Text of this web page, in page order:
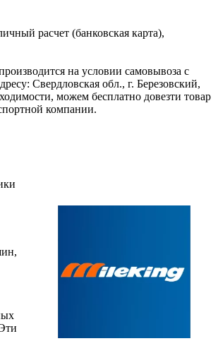
расчет (банковская карта),
на условии самовывоза с
Свердловская обл., г. Березовский,
можем бесплатно довезти товар
компании.